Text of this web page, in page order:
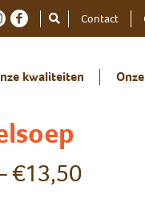
Contact
kwaliteiten
€13,50